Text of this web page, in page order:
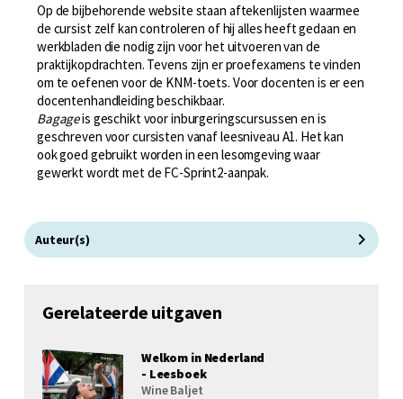
Op de bijbehorende website staan aftekenlijsten waarmee
de cursist zelf kan controleren of hij alles heeft gedaan en
werkbladen die nodig zijn voor het uitvoeren van de
praktijkopdrachten. Tevens zijn er proefexamens te vinden
om te oefenen voor de KNM-toets. Voor docenten is er een
docentenhandleiding beschikbaar.
Bagageis geschikt voor inburgeringscursussen en is
geschreven voor cursisten vanaf leesniveau A1. Het kan
ook goed gebruikt worden in een lesomgeving waar
gewerkt wordt met de FC-Sprint2-aanpak.
Auteur(s)
Gerelateerde uitgaven
Welkom in Nederland
- Leesboek
Wine Baljet